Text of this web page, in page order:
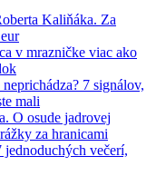
Kaliňáka. Za
v mrazničke viac ako
7 signálov,
mali
O osude jadrovej
za hranicami
večerí,